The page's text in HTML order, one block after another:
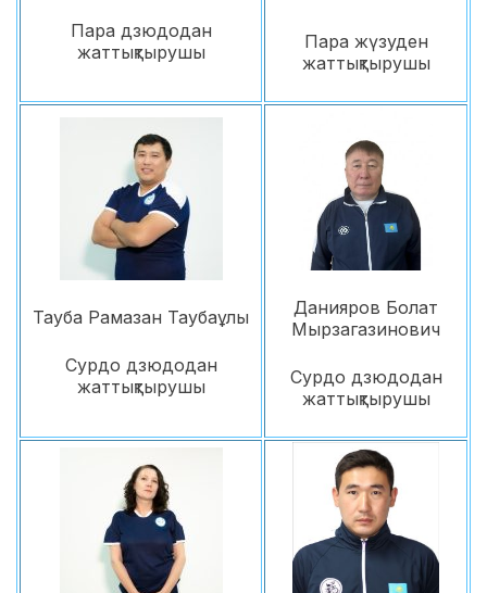
Пара дзюдодан
жаттықтырушы
Пара жүзуден
жаттықтырушы
Тауба Рамазан Таубаұлы
Сурдо дзюдодан
жаттықтырушы
Данияров Болат
Мырзагазинович
Сурдо дзюдодан
жаттықтырушы